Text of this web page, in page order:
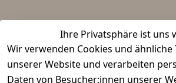
Ihre Privatsphäre ist uns
Wir verwenden Cookies und
unserer Website und verarbeiten
Daten von Besucher:innen unserer